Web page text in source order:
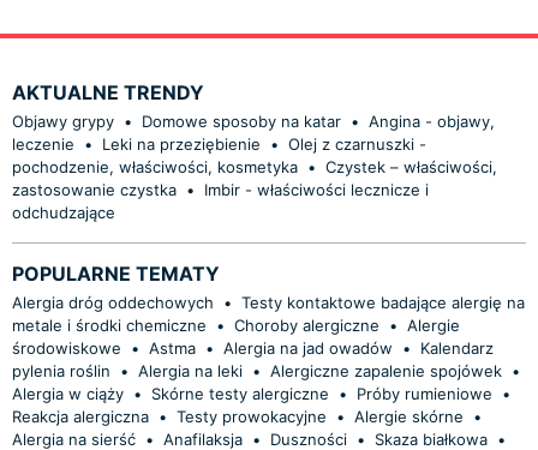
AKTUALNE TRENDY
Objawy grypy • Domowe sposoby na katar • Angina - objawy,
leczenie
• Leki na przeziębienie • Olej z czarnuszki -
pochodzenie, właściwości, kosmetyka • Czystek – właściwości,
zastosowanie czystka •
Imbir - właściwości lecznicze i
odchudzające
POPULARNE TEMATY
Alergia dróg oddechowych • Testy kontaktowe badające alergię na
metale i środki chemiczne
• Choroby alergiczne • Alergie
środowiskowe
• Astma • Alergia na jad owadów •
Kalendarz
pylenia roślin
• Alergia na leki • Alergiczne zapalenie spojówek •
Alergia w ciąży • Skórne testy alergiczne • Próby rumieniowe
•
Reakcja alergiczna • Testy prowokacyjne • Alergie skórne
•
Alergia na sierść • Anafilaksja • Duszności • Skaza białkowa •